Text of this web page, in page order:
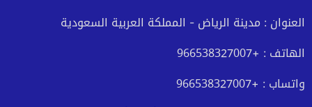
انستجرام
العنوان : مدينة الرياض - المملكة العربية السعودية
الهاتف : +966538327007
واتساب : +966538327007